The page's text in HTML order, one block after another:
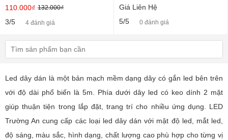
110.000₫ 132.000₫
3/5 4 đánh giá
Giá Liên Hệ
5/5
0 đánh giá
Led dây dán là một bản mạch mềm dạng dây có gắn led bên trên
với độ dài phổ biến là 5m. Phía dưới dây led có keo dính 2 mặt
giúp thuận tiện trong lắp đặt, trang trí cho nhiều ứng dụng. LED
Trường An cung cấp các loại led dây dán với mật độ led, mắt led,
độ sáng, màu sắc, hình dạng, chất lượng cao phù hợp cho từng vị